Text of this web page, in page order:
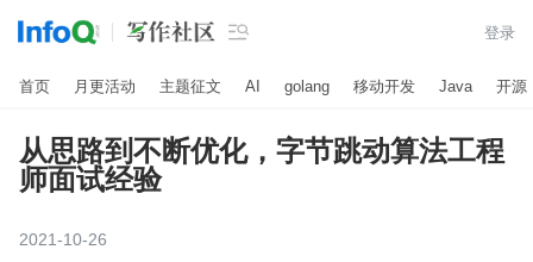
 登录
首页 月更活动 主题征文 AI golang 移动开发 Java 开源
从思路到不断优化，字节跳动算法工程
师面试经验
2021-10-26